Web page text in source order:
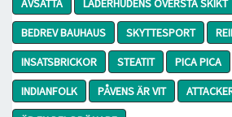
AVSÄTTA
LÄDERHUDENS ÖVERSTA SKIKT
BEDREV BAUHAUS
SKYTTESPORT
INSATSBRICKOR
STEATIT PICA PICA
INDIANFOLK
PÅVENS ÄR VIT